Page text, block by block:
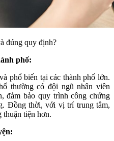
đúng quy định?
phố:
phổ biến tại các thành phố lớn.
thường có đội ngũ nhân viên
đảm bảo quy trình công chứng
Đồng thời, với vị trí trung tâm,
thuận tiện hơn.